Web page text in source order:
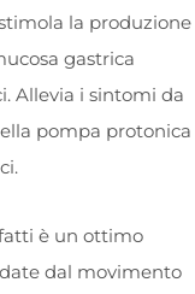
la produzione
gastrica
Allevia i sintomi da
pompa protonica
è un ottimo
dal movimento